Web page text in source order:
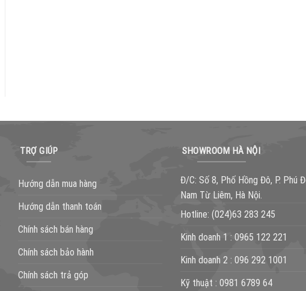
TRỢ GIÚP
Hướng dẫn mua hàng
Hướng dẫn thanh toán
Chính sách bán hàng
Chính sách bảo hành
Chính sách trả góp
SHOWROOM HÀ NỘI
Đ/C: Số 8, Phố Hồng Đô, P. Phú
Nam Từ Liêm, Hà Nội.
Hotline: (024)63 283 245
Kinh doanh 1 : 0965 122 221
Kinh doanh 2 : 096 292 1001
Kỹ thuật : 0981 6789 64